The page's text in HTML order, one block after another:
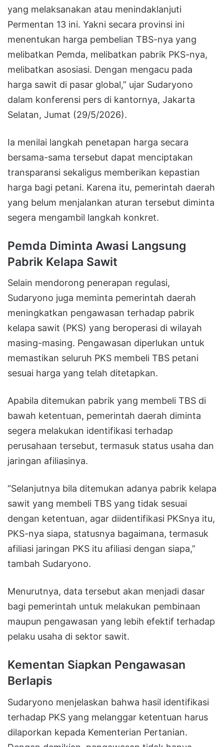
yang melaksanakan atau menindaklanjuti
Permentan 13 ini. Yakni secara provinsi ini
menentukan harga pembelian TBS-nya yang
melibatkan Pemda, melibatkan pabrik PKS-nya,
melibatkan asosiasi. Dengan mengacu pada
harga sawit di pasar global,” ujar Sudaryono
dalam konferensi pers di kantornya, Jakarta
Selatan, Jumat (29/5/2026).
Ia menilai langkah penetapan harga secara
bersama-sama tersebut dapat menciptakan
transparansi sekaligus memberikan kepastian
harga bagi petani. Karena itu, pemerintah daerah
yang belum menjalankan aturan tersebut diminta
segera mengambil langkah konkret.
Pemda Diminta Awasi Langsung
Pabrik Kelapa Sawit
Selain mendorong penerapan regulasi,
Sudaryono juga meminta pemerintah daerah
meningkatkan pengawasan terhadap pabrik
kelapa sawit (PKS) yang beroperasi di wilayah
masing-masing. Pengawasan diperlukan untuk
memastikan seluruh PKS membeli TBS petani
sesuai harga yang telah ditetapkan.
Apabila ditemukan pabrik yang membeli TBS di
bawah ketentuan, pemerintah daerah diminta
segera melakukan identifikasi terhadap
perusahaan tersebut, termasuk status usaha dan
jaringan afiliasinya.
“Selanjutnya bila ditemukan adanya pabrik kelapa
sawit yang membeli TBS yang tidak sesuai
dengan ketentuan, agar diidentifikasi PKSnya itu,
PKS-nya siapa, statusnya bagaimana, termasuk
afiliasi jaringan PKS itu afiliasi dengan siapa,”
tambah Sudaryono.
Menurutnya, data tersebut akan menjadi dasar
bagi pemerintah untuk melakukan pembinaan
maupun pengawasan yang lebih efektif terhadap
pelaku usaha di sektor sawit.
Kementan Siapkan Pengawasan
Berlapis
Sudaryono menjelaskan bahwa hasil identifikasi
terhadap PKS yang melanggar ketentuan harus
dilaporkan kepada Kementerian Pertanian.